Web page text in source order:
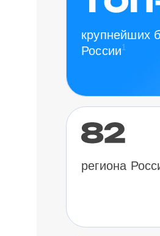
крупнейших
России1
региона